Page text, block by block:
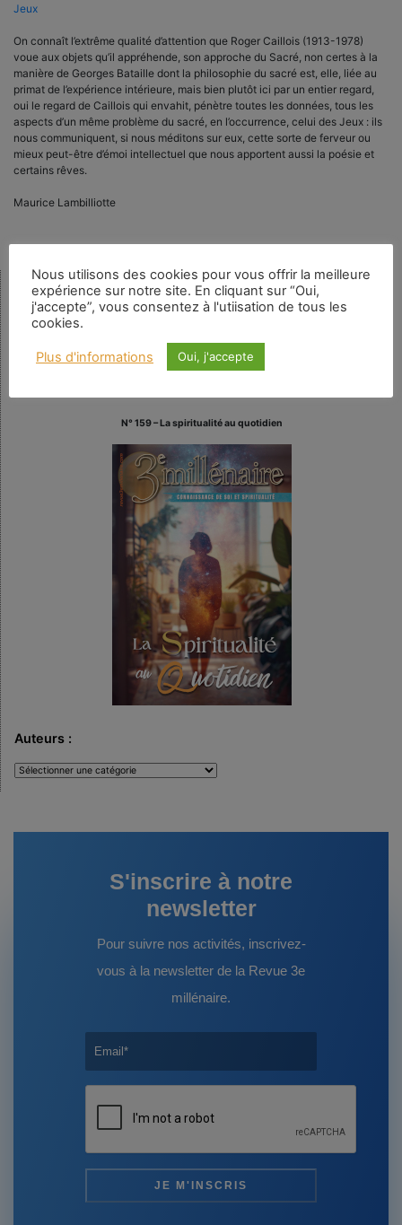
Jeux
On connaît l’extrême qualité d’attention que Roger Caillois (1913-1978)
voue aux objets qu’il appréhende, son approche du Sacré, non certes à la
manière de Georges Bataille dont la philosophie du sacré est, elle, liée au
primat de l’expérience intérieure, mais bien plutôt ici par un entier regard,
oui le regard de Caillois qui envahit, pénètre toutes les données, tous les
aspects d’un même problème du sacré, en l’occurrence, celui des Jeux : ils
nous communiquent, si nous méditons sur eux, cette sorte de ferveur ou
mieux peut-être d’émoi intellectuel que nous apportent aussi la poésie et
certains rêves.
Maurice Lambilliotte
Rechercher
N° 159 – La spiritualité au quotidien
Auteurs :
Auteurs
:
S'inscrire à notre
newsletter
Pour suivre nos activités, inscrivez-
vous à la newsletter de la Revue 3e
millénaire.
Nous utilisons des cookies pour vous offrir la meilleure
expérience sur notre site. En cliquant sur “Oui,
j'accepte”, vous consentez à l'utiisation de tous les
cookies.
Plus d'informations Oui, j'accepte